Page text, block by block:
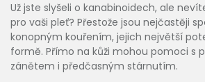
Už jste slyšeli o kanabinoidech, ale
pro vaši pleť? Přestože jsou nejčastěji
konopným kouřením, jejich největší
formě. Přímo na kůži mohou pomoci s
zánětem i předčasným stárnutím.